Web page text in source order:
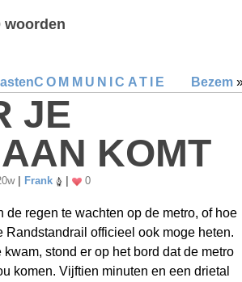
woorden
Bezem
COMMUNICATIE
JE
KOMT
Frank 0
de regen te wachten op de metro, of hoe
Randstandrail officieel ook moge heten.
stond er op het bord dat de metro
komen. Vijftien minuten en een drietal